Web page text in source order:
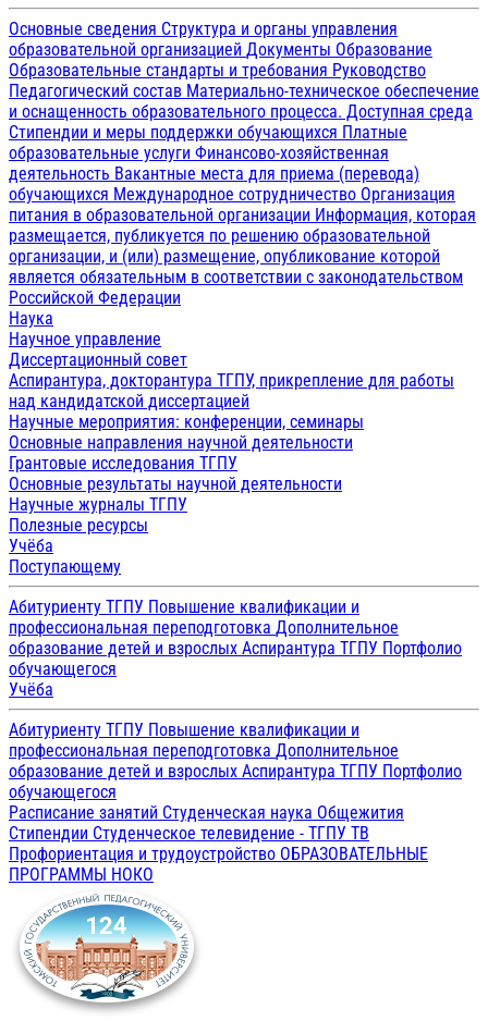
Основные сведения Структура и органы управления
образовательной организацией Документы Образование
Образовательные стандарты и требования Руководство
Педагогический состав Материально-техническое обеспечение
и оснащенность образовательного процесса. Доступная среда
Стипендии и меры поддержки обучающихся Платные
образовательные услуги Финансово-хозяйственная
деятельность Вакантные места для приема (перевода)
обучающихся Международное сотрудничество Организация
питания в образовательной организации Информация, которая
размещается, публикуется по решению образовательной
организации, и (или) размещение, опубликование которой
является обязательным в соответствии с законодательством
Российской Федерации
Наука
Научное управление
Диссертационный совет
Аспирантура, докторантура ТГПУ, прикрепление для работы
над кандидатской диссертацией
Научные мероприятия: конференции, семинары
Основные направления научной деятельности
Грантовые исследования ТГПУ
Основные результаты научной деятельности
Научные журналы ТГПУ
Полезные ресурсы
Учёба
Поступающему
Абитуриенту ТГПУ Повышение квалификации и
профессиональная переподготовка Дополнительное
образование детей и взрослых Аспирантура ТГПУ Портфолио
обучающегося
Учёба
Абитуриенту ТГПУ Повышение квалификации и
профессиональная переподготовка Дополнительное
образование детей и взрослых Аспирантура ТГПУ Портфолио
обучающегося
Расписание занятий Студенческая наука Общежития
Стипендии Студенческое телевидение - ТГПУ ТВ
Профориентация и трудоустройство ОБРАЗОВАТЕЛЬНЫЕ
ПРОГРАММЫ НОКО